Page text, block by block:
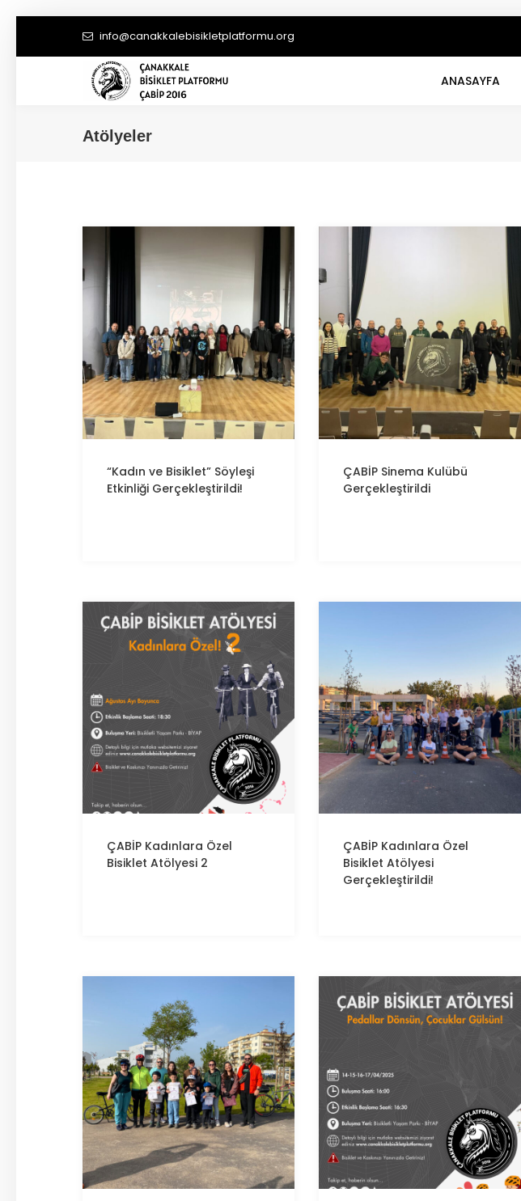
info@canakkalebisikletplatformu.org
ANASAYFA
Atölyeler
“Kadın ve Bisiklet” Söyleşi
Etkinliği Gerçekleştirildi!
ÇABİP Sinema Kulübü
Gerçekleştirildi
ÇABİPKadınlara Özel
Bisiklet Atölyesi 2
ÇABİP Kadınlara Özel
Bisiklet Atölyesi
Gerçekleştirildi!